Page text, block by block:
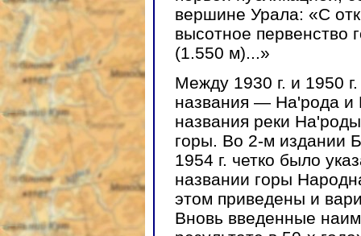
вершине Урала: «С
высотное первенство
(1.550 м)...»
Между 1930 г. и 1950
названия — На'рода и
названия реки
горы. Во 2-м издании
1954 г. четко было
названии горы
этом приведены и
Вновь введенные